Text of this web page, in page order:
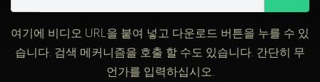
여기에 비디오 URL을 붙여 넣고 다운로드 버튼을 누를 수 있
습니다. 검색 메커니즘을 호출 할 수도 있습니다. 간단히 무
언가를 입력하십시오.